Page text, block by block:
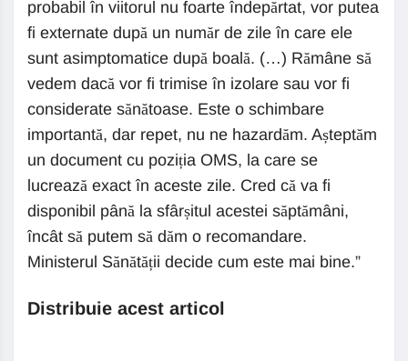
probabil în viitorul nu foarte îndepărtat, vor putea
fi externate după un număr de zile în care ele
sunt asimptomatice după boală. (…) Rămâne să
vedem dacă vor fi trimise în izolare sau vor fi
considerate sănătoase. Este o schimbare
importantă, dar repet, nu ne hazardăm. Așteptăm
un document cu poziția OMS, la care se
lucrează exact în aceste zile. Cred că va fi
disponibil până la sfârșitul acestei săptămâni,
încât să putem să dăm o recomandare.
Ministerul Sănătății decide cum este mai bine.”
Distribuie acest articol